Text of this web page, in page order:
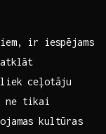
‍ir iespējams
atklāt
ceļotāju
‌ne tikai
kultūras